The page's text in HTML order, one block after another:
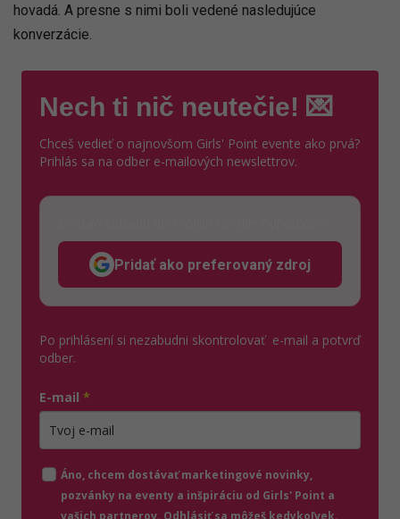
hovadá. A presne s nimi boli vedené nasledujúce
konverzácie.
Nech ti nič neutečie! 💌
Chceš vedieť o najnovšom Girls' Point evente ako prvá?
Prihlás sa na odber e-mailových newslettrov.
Pridať ako preferovaný zdroj
Odzadu, odkaz sa otvorí v
Po prihlásení si nezabudni skontrolovať e-mail a potvrď
odber.
E-mail *
Áno, chcem dostávať marketingové novinky,
pozvánky na eventy a inšpiráciu od Girls' Point a